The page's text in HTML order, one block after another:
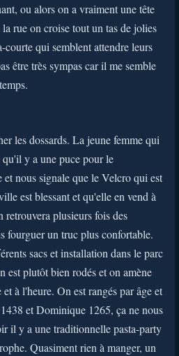
ou alors on a vraiment une tête
rue on croise tout un tas de jolies
courte qui semblent attendre leurs
être très sympas car il me semble
les dossards. La jeune femme qui
y a une puce pour le
nous signale que le Velcro qui est
est blessant et qu'elle en vend à
plusieurs fois des
fourguer un truc plus confortable.
sacs et installation dans le parc
est plutôt bien rodés et on amène
à l'heure. On est rangés par âge et
et Dominique 1265, ça ne nous
il y a une traditionnelle pasta-party
Quasiment rien à manger, un